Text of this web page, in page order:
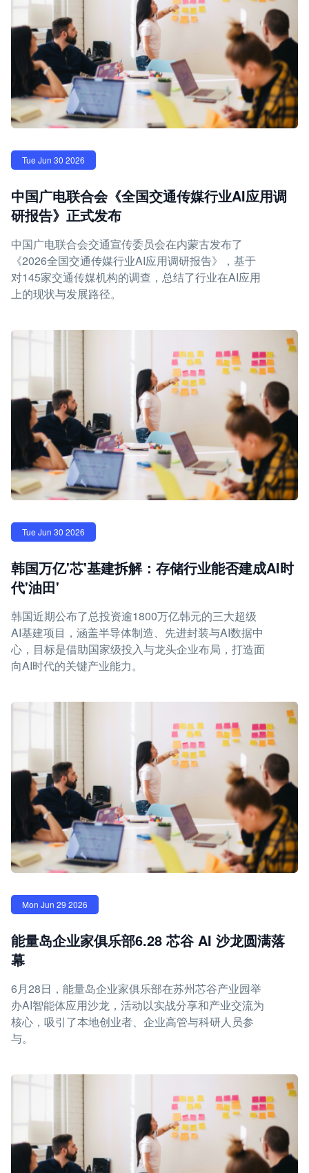
Tue Jun 30 2026
中国广电联合会《全国交通传媒行业AI应用调
研报告》正式发布
中国广电联合会交通宣传委员会在内蒙古发布了
《2026全国交通传媒行业AI应用调研报告》，基于
对145家交通传媒机构的调查，总结了行业在AI应用
上的现状与发展路径。
Tue Jun 30 2026
韩国万亿'芯'基建拆解：存储行业能否建成AI时
代'油田'
韩国近期公布了总投资逾1800万亿韩元的三大超级
AI基建项目，涵盖半导体制造、先进封装与AI数据中
心，目标是借助国家级投入与龙头企业布局，打造面
向AI时代的关键产业能力。
Mon Jun 29 2026
能量岛企业家俱乐部6.28 芯谷 AI 沙龙圆满落
幕
6月28日，能量岛企业家俱乐部在苏州芯谷产业园举
办AI智能体应用沙龙，活动以实战分享和产业交流为
核心，吸引了本地创业者、企业高管与科研人员参
与。